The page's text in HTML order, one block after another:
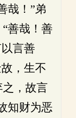
哉！”弟
善哉！善
言善
，生不
，故言
知财为恶